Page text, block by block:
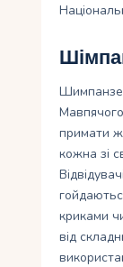
Шимпанзе
Мавпячого
примати
кожна зі
криками
від